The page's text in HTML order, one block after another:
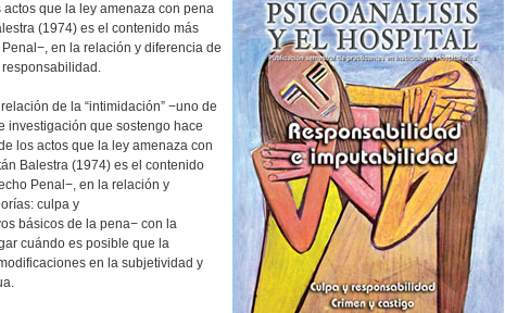
que la ley amenaza con pena
(1974) es el contenido más
en la relación y diferencia de
de la “intimidación” −uno de
investigación que sostengo hace
los actos que la ley amenaza con
Balestra (1974) es el contenido
Penal−, en la relación y
culpa y
básicos de la pena− con la
cuándo es posible que la
en la subjetividad y